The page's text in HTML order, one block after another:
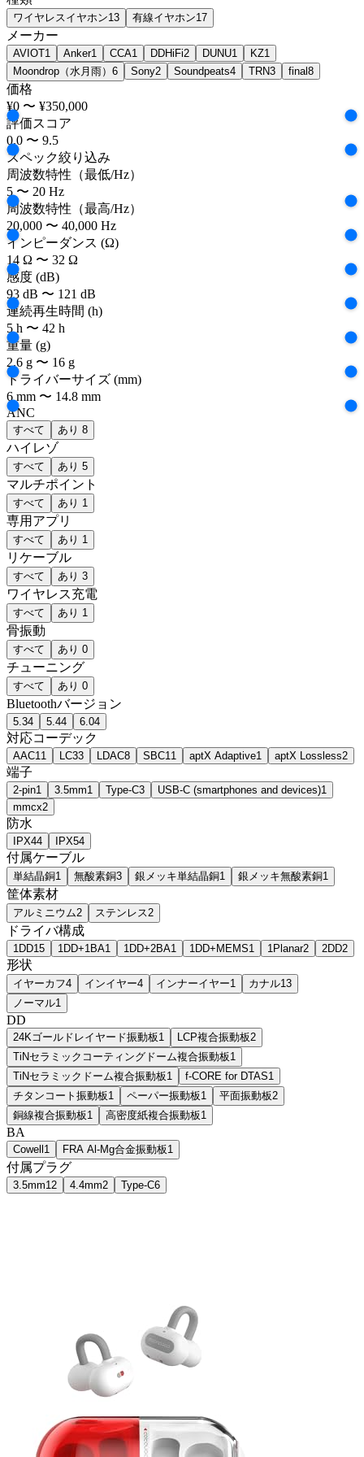
ワイヤレスイヤホン13 有線イヤホン17
メーカー
AVIOT1 Anker1 CCA1 DDHiFi2 DUNU1 KZ1
Moondrop（水月雨） 6 Sony2 Soundpeats4 TRN3 final8
価格
¥0 〜 ¥350,000
評価スコア
0.0 〜 9.5
スペック絞り込み
周波数特性 （最低/Hz）
5〜 20 Hz
周波数特性 （最高/Hz）
20,000 〜 40,000 Hz
インピーダンス (Ω)
14 Ω 〜 32 Ω
感度 (dB)
93 dB 〜 121 dB
連続再生時間 (h)
5h 〜 42 h
重量 (g)
2.6 g 〜 16 g
ドライバーサイズ (mm)
6mm 〜 14.8 mm
ANC
すべて あり 8
ハイレゾ
すべて あり 5
マルチポイント
すべて あり 1
専用アプリ
すべて あり 1
リケーブル
すべて あり 3
ワイヤレス充電
すべて あり 1
骨振動
すべて あり 0
チューニング
すべて あり 0
Bluetoothバージョン
5.34 5.44 6.04
対応コーデック
AAC11 LC33 LDAC8 SBC11 aptX Adaptive1 aptX Lossless2
端子
2-pin1 3.5mm1 Type-C3 USB‑C (smartphones and devices)1
mmcx2
防水
IPX44 IPX54
付属ケーブル
単結晶銅1 無酸素銅3 銀メッキ単結晶銅1 銀メッキ無酸素銅1
筐体素材
アルミニウム2 ステンレス 2
ドライバ構成
1DD15 1DD+1BA1 1DD+2BA1 1DD+MEMS1 1Planar2 2DD2
形状
イヤーカフ4 インイヤー4 インナーイヤー1 カナル13
ノーマル1
DD
24Kゴールドレイヤード振動板1 LCP複合振動板2
TiNセラミックコーティングドーム複合振動板1
TiNセラミックドーム複合振動板1 f-CORE for DTAS1
チタンコート振動板1 ペーパー振動板1 平面振動板2
銅線複合振動板1 高密度紙複合振動板1
BA
Cowell1 FRA Al-Mg合金振動板1
付属プラグ
3.5mm12 4.4mm2 Type-C6